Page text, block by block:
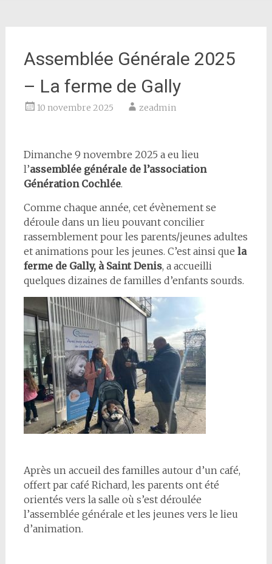
Assemblée Générale 2025
– La ferme de Gally
10 novembre 2025 zeadmin
Dimanche 9 novembre 2025 a eu lieu
l’assemblée générale de l’association
Génération Cochlée.
Comme chaque année, cet évènement se
déroule dans un lieu pouvant concilier
rassemblement pour les parents/jeunes adultes
et animations pour les jeunes. C’est ainsi que la
ferme de Gally, à Saint Denis, a accueilli
quelques dizaines de familles d’enfants sourds.
Après un accueil des familles autour d’un café,
offert par café Richard, les parents ont été
orientés vers la salle où s’est déroulée
l’assemblée générale et les jeunes vers le lieu
d’animation.